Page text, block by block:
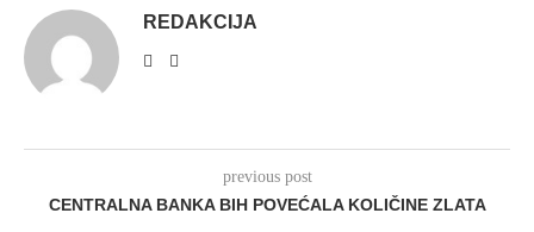
REDAKCIJA
previous post
CENTRALNA BANKA BIH POVEĆALA KOLIČINE ZLATA